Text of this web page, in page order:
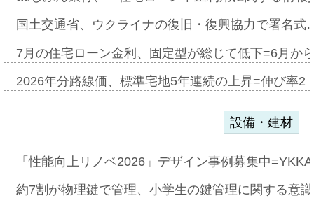
国土交通省、ウクライナの復旧・復興協力で署名
7月の住宅ローン金利、固定型が総じて低下=6月か
2026年分路線価、標準宅地5年連続の上昇=伸び率
設備・建材
「性能向上リノベ2026」デザイン事例募集中
約7割が物理鍵で管理、小学生の鍵管理に関する意